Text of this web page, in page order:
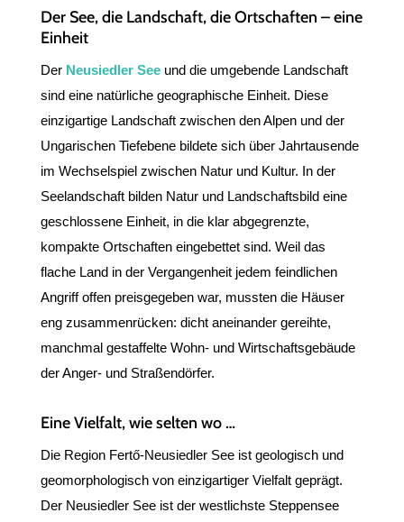
Der See, die Landschaft, die Ortschaften – eine
Einheit
Der Neusiedler Seeund die umgebende Landschaft
sind eine natürliche geographische Einheit. Diese
einzigartige Landschaft zwischen den Alpen und der
Ungarischen Tiefebene bildete sich über Jahrtausende
im Wechselspiel zwischen Natur und Kultur. In der
Seelandschaft bilden Natur und Landschaftsbild eine
geschlossene Einheit, in die klar abgegrenzte,
kompakte Ortschaften eingebettet sind. Weil das
flache Land in der Vergangenheit jedem feindlichen
Angriff offen preisgegeben war, mussten die Häuser
eng zusammenrücken: dicht aneinander gereihte,
manchmal gestaffelte Wohn- und Wirtschaftsgebäude
der Anger- und Straßendörfer.
Eine Vielfalt, wie selten wo …
Die Region Fertő-Neusiedler See ist geologisch und
geomorphologisch von einzigartiger Vielfalt geprägt.
Der Neusiedler See ist der westlichste Steppensee